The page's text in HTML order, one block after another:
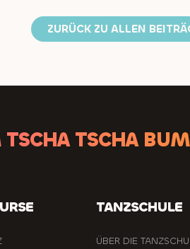
ZURÜCK ZU ALLEN
TSCHA
TANZSCHULE
ÜBER DIE